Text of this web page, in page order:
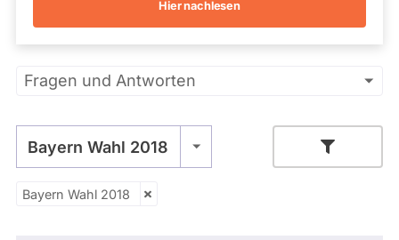
Kandidaturen
und
Mandaten
nicht
berücksichtigt.
Hier nachlesen
Primäre
Fragen und Antworten
Bayern Wahl 2018
Zeitraum
Bayern Wahl 2018